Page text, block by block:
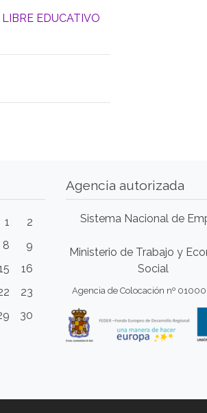
EDUCATIVO
1
2
8
9
16
23
30
Agencia autorizada
Sistema Nacional de
Ministerio de Trabajo y
Social
Agencia de Colocación nº